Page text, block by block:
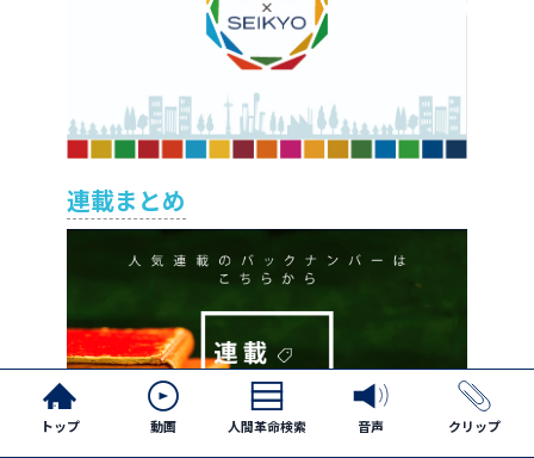
連載まとめ
トップ 動画 人間革命検索 音声 クリップ